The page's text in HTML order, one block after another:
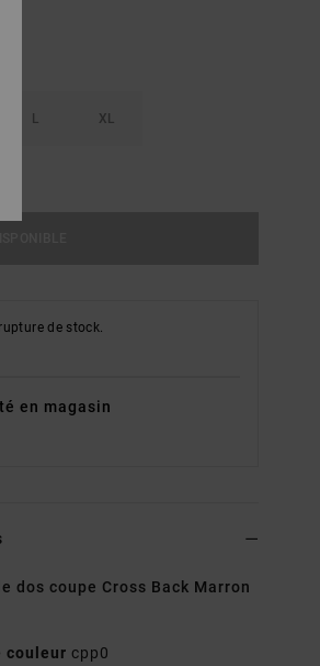
L XL
de stock.
en magasin
dos coupe Cross Back Marron
couleur cpp0